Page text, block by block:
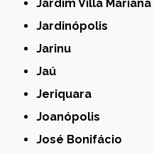
Jardim Villa Mariana
Jardinópolis
Jarinu
Jaú
Jeriquara
Joanópolis
José Bonifácio